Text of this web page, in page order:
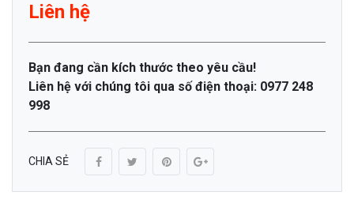
Liên hệ
Bạn đang cần kích thước theo yêu cầu!
Liên hệ với chúng tôi qua số điện thoại: 0977 248
998
CHIA SẺ